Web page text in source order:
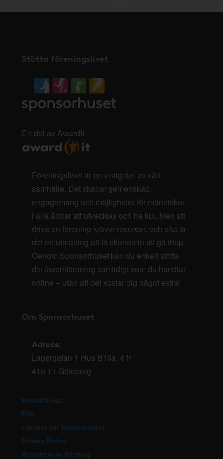
Stötta föreningslivet
En del av AwardIt
Föreningslivet är en viktig del av vårt
samhälle. Det skapar gemenskap,
engagemang och möjligheter för människor
i alla åldrar att utvecklas och ha kul. Men att
driva en förening kräver resurser, och ofta är
det en utmaning att få ekonomin att gå ihop.
Genom Sponsorhuset kan du enkelt stötta
din favoritförening samtidigt som du handlar
online – utan att det kostar dig något extra!
Om Sponsorhuset
Adress:
Lagergatan 1 Hus B19a, 4 tr
415 11 Göteborg
Kontakta oss
FAQ
Läs mer om Sponsorhuset
Privacy Policy
Registrera ny förening